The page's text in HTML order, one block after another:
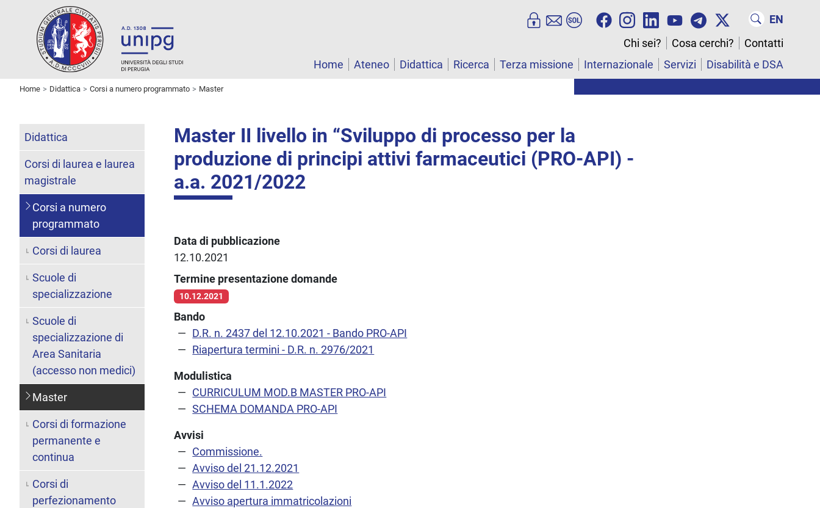
EN
Chi sei?
Cosa cerchi?
Contatti
Home
Ateneo Didattica Ricerca Terza missione Internazionale Servizi Disabilità e DSA
Home Didattica Corsi a numero programmato Master
Master II livello in “Sviluppo di processo per la
produzione di principi attivi farmaceutici (PRO-API) -
a.a. 2021/2022
Data di pubblicazione
12.10.2021
Termine presentazione domande
10.12.2021
Bando
D.R. n. 2437 del 12.10.2021 - Bando PRO-API
Riapertura termini - D.R. n. 2976/2021
Modulistica
CURRICULUM MOD.B MASTER PRO-API
SCHEMA DOMANDA PRO-API
Avvisi
Commissione.
Avviso del 21.12.2021
Avviso del 11.1.2022
Avviso apertura immatricolazioni
Didattica
Corsi di laurea e laurea
magistrale
Corsi a numero
programmato
Corsi di laurea
Scuole di
specializzazione
Scuole di
specializzazione di
Area Sanitaria
(accesso non medici)
Master
Corsi di formazione
permanente e
continua
Corsi di
perfezionamento